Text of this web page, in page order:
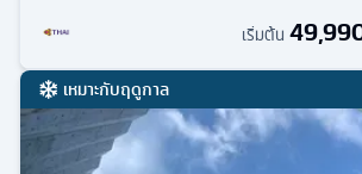
เริ่มต้น
เหมาะกับฤดูกาล